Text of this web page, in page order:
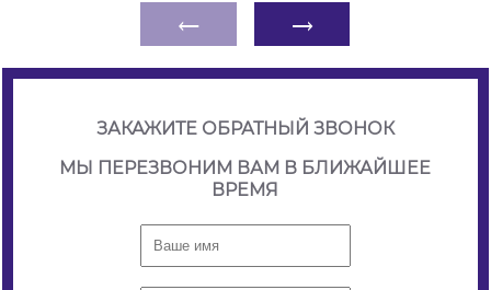
← →
ЗАКАЖИТЕ ОБРАТНЫЙ ЗВОНОК
МЫ ПЕРЕЗВОНИМ ВАМ В БЛИЖАЙШЕЕ
ВРЕМЯ